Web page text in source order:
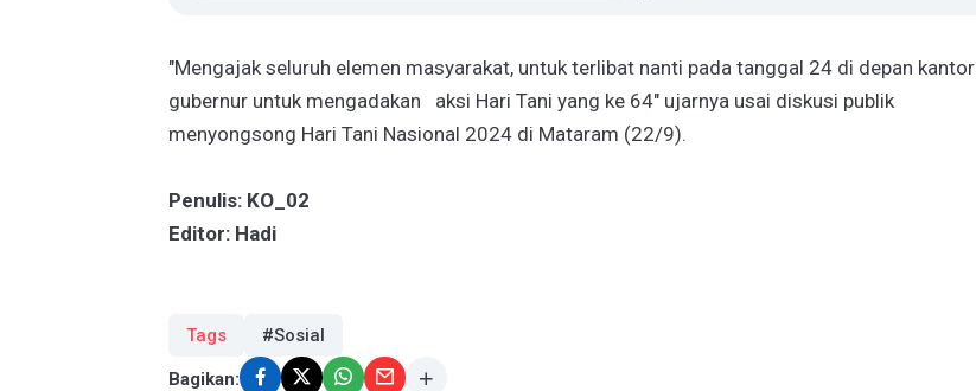
"Mengajak seluruh elemen masyarakat, untuk terlibat nanti pada tanggal 24 di depan kantor
gubernur untuk mengadakan aksi Hari Tani yang ke 64" ujarnya usai diskusi publik
menyongsong Hari Tani Nasional 2024 di Mataram (22/9).
Penulis: KO_02
Editor: Hadi
Tags #Sosial
Bagikan: